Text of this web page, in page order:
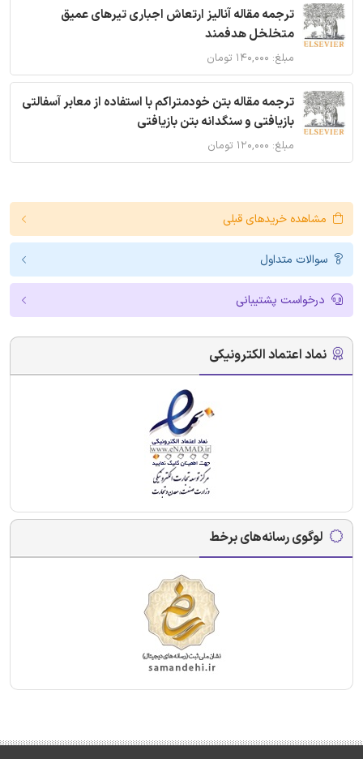
ترجمه مقاله آنالیز ارتعاش اجباری تیرهای عمیق
متخلخل هدفمند
مبلغ: ۱۴۰,۰۰۰ تومان
ترجمه مقاله بتن خودمتراکم با استفاده از معابر آسفالتی
بازیافتی و سنگدانه بتن بازیافتی
مبلغ: ۱۲۰,۰۰۰ تومان
مشاهده خریدهای قبلی
سوالات متداول
درخواست پشتیبانی
نماد اعتماد الکترونیکی
لوگوی رسانه‌های برخط